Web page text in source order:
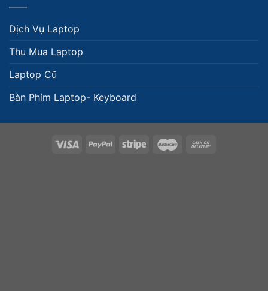
Dịch Vụ Laptop
Thu Mua Laptop
Laptop Cũ
Bàn Phím Laptop- Keyboard